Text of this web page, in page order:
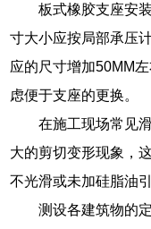
板式橡胶支座安
寸大小应按局部承压
应的尺寸增加50MM
虑便于支座的更换。
在施工现场常见
大的剪切变形现象，
不光滑或未加硅脂油引
测设各建筑物的